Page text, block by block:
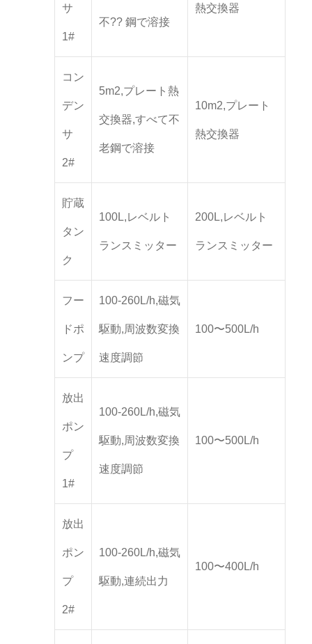
サ
1#
不?? 鋼で溶接
熱交換器
コン
デン
サ
2#
5m2,プレート熱
交換器,すべて不
老鋼で溶接
10m2,プレート
熱交換器
貯蔵
タン
ク
100L,レベルト
ランスミッター
200L,レベルト
ランスミッター
フー
ドポ
ンプ
100-260L/h,磁気
駆動,周波数変換
速度調節
100〜500L/h
放出
ポン
プ
1#
100-260L/h,磁気
駆動,周波数変換
速度調節
100〜500L/h
放出
ポン
プ
2#
100-260L/h,磁気
駆動,連続出力
100〜400L/h